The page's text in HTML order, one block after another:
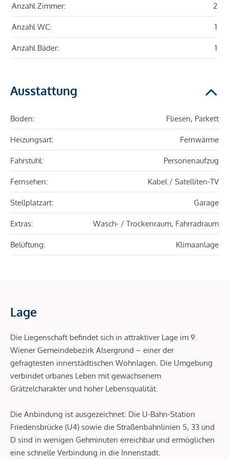
Anzahl Zimmer: 2
Anzahl WC: 1
Anzahl Bäder: 1
Ausstattung
Boden: Fliesen, Parkett
Heizungsart: Fernwärme
Fahrstuhl: Personenaufzug
Fernsehen: Kabel / Satelliten-TV
Stellplatzart: Garage
Extras: Wasch- / Trockenraum, Fahrradraum
Belüftung: Klimaanlage
Lage
Die Liegenschaft befindet sich in attraktiver Lage im 9.
Wiener Gemeindebezirk Alsergrund – einer der
gefragtesten innerstädtischen Wohnlagen. Die Umgebung
verbindet urbanes Leben mit gewachsenem
Grätzelcharakter und hoher Lebensqualität.
Die Anbindung ist ausgezeichnet: Die U-Bahn-Station
Friedensbrücke (U4) sowie die Straßenbahnlinien 5, 33 und
D sind in wenigen Gehminuten erreichbar und ermöglichen
eine schnelle Verbindung in die Innenstadt.